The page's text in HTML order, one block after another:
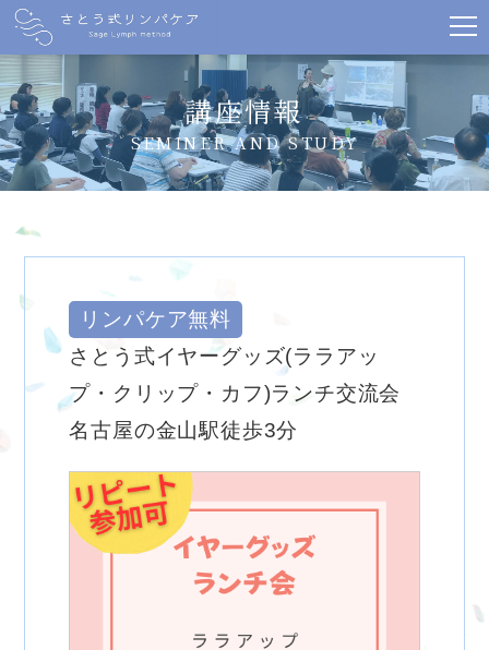
講座情報
SEMINER AND STUDY
リンパケア無料
さとう式イヤーグッズ(ララアッ
プ・クリップ・カフ)ランチ交流会
名古屋の金山駅徒歩3分